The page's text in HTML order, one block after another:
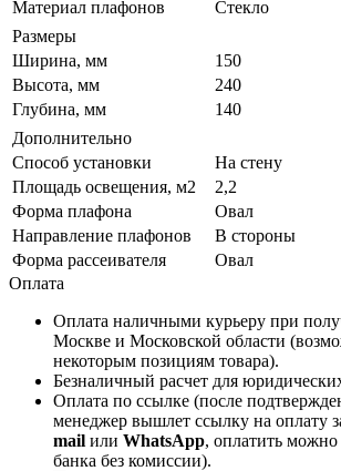
Материал плафонов
Стекло
Размеры
Ширина, мм
150
Высота, мм
240
Глубина, мм
140
Дополнительно
Способ установки
На стену
Площадь освещения, м2
2,2
Форма плафона
Овал
Направление плафонов
В стороны
Форма рассеивателя
Овал
Оплата
Оплата наличными курьеру при
Москве и Московской области
некоторым позициям товара).
Безналичный расчет для
Оплата по ссылке (после
менеджер вышлет ссылку на оплату
mail или WhatsApp, оплатить
банка без комиссии).